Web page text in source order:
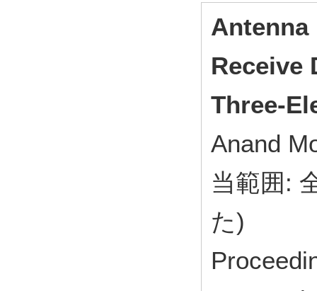
Receive
Three-
Anand
当範囲:
た)